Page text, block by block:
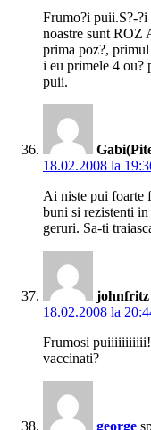
Frumo?i puii.S?-?i
noastre sunt ROZ
prima poz?,
i eu primele 4 ou?
puii.
18.02.2008 la
Ai niste pui foarte
buni si rezistenti
geruri. Sa-ti
johnfritz
18.02.2008 la
Frumosi
vaccinati?
george